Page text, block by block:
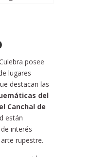
posee
lugares
destacan las
del
Canchal de
están
interés
rupestre.